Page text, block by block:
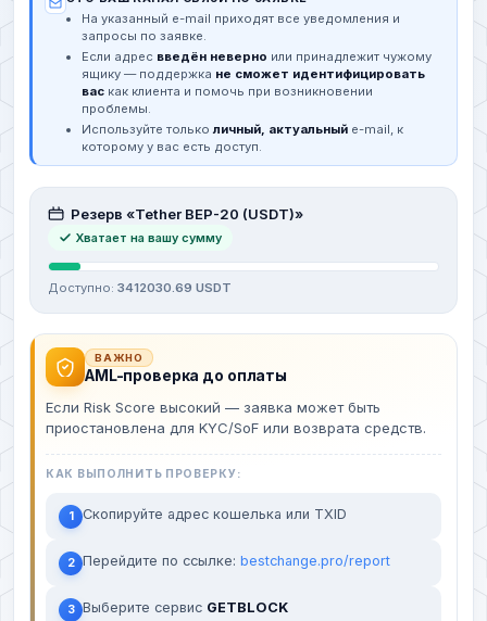
На указанный e-mail приходят все уведомления и
запросы по заявке.
Если адрес введён неверно или принадлежит чужому
ящику — поддержка не сможет идентифицировать
вас как клиента и помочь при возникновении
проблемы.
Используйте тольколичный, актуальный e-mail, к
которому у вас есть доступ.
Резерв «Tether BEP-20 (USDT)»
Хватает на вашу сумму
Доступно: 3412030.69 USDT
ВАЖНО
AML-проверка до оплаты
Если Risk Score высокий — заявка может быть
приостановлена для KYC/SoF или возврата средств.
КАК ВЫПОЛНИТЬ ПРОВЕРКУ:
1 Скопируйте адрес кошелька или TXID
2 Перейдите по ссылке: bestchange.pro/report
3 Выберите сервис GETBLOCK